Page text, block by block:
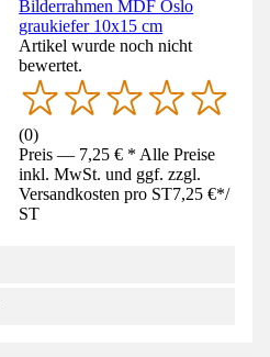
Bilderrahmen MDF Oslo
graukiefer 10x15 cm
Artikel wurde noch nicht
bewertet.
(0)
Preis — 7,25 € * Alle Preise
inkl. MwSt. und ggf. zzgl.
Versandkosten pro ST7,25 €*/
ST